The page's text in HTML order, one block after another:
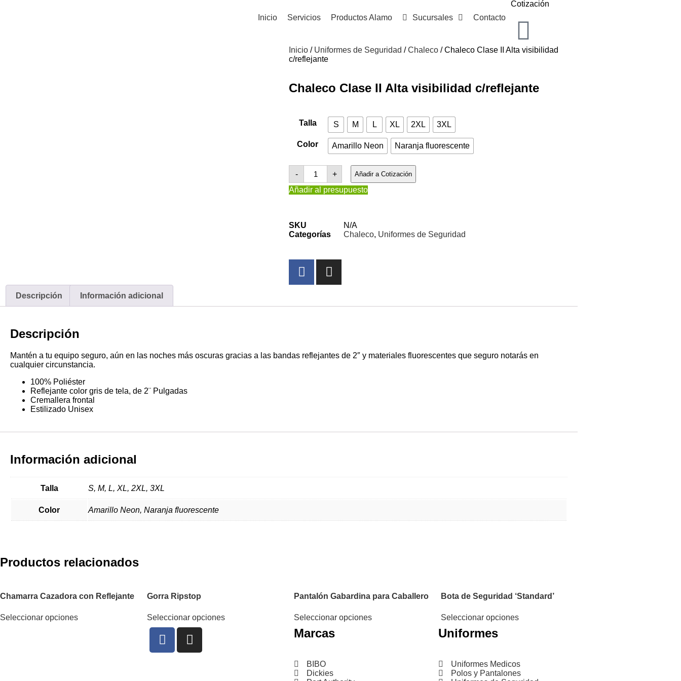
Inicio Servicios Productos Alamo Sucursales Contacto
Cotización
Inicio / Uniformes de Seguridad /Chaleco / Chaleco Clase II Alta visibilidad
c/reflejante
Chaleco Clase II Alta visibilidad c/reflejante
Talla S M L XL 2XL 3XL
Color Amarillo Neon Naranja fluorescente
- + Añadir a Cotización
Añadir al presupuesto
SKU
N/A
Categorías
Chaleco, Uniformes de Seguridad
Descripción Información adicional
Descripción
Mantén a tu equipo seguro, aún en las noches más oscuras gracias a las bandas reflejantes de 2″ y materiales fluorescentes que seguro notarás en
cualquier circunstancia.
100% Poliéster
Reflejante color gris de tela, de 2¨ Pulgadas
Cremallera frontal
Estilizado Unisex
Información adicional
Talla S, M, L, XL, 2XL, 3XL
Color Amarillo Neon, Naranja fluorescente
Productos relacionados
Chamarra Cazadora con Reflejante
Seleccionar opciones
Gorra Ripstop
Seleccionar opciones
Pantalón Gabardina para Caballero
Seleccionar opciones
Bota de Seguridad ‘Standard’
Seleccionar opciones
Marcas
BIBO
Dickies
Uniformes
Uniformes Medicos
Polos y Pantalones